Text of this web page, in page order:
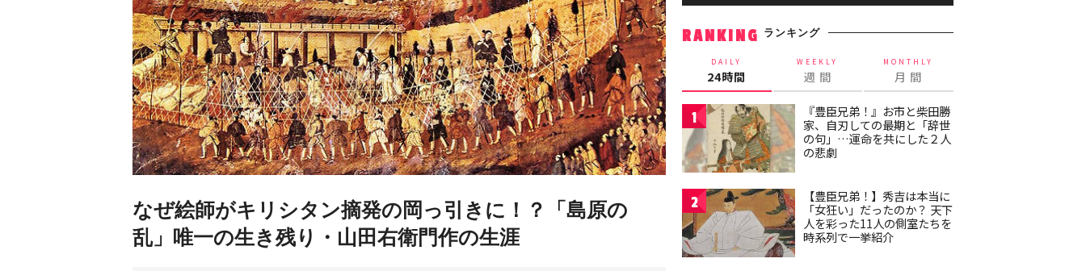
なぜ絵師がキリシタン摘発の岡っ引きに！？「島原の
乱」唯一の生き残り・山田右衛門作の生涯
RANKING ランキング
DAILY
24時間
WEEKLY
週 間
MONTHLY
月 間
1
『豊臣兄弟！』お市と柴田勝
家、自刃しての最期と「辞世
の句」…運命を共にした２人
の悲劇
2
【豊臣兄弟！】秀吉は本当に
「女狂い」だったのか？ 天下
人を彩った11人の側室たちを
時系列で一挙紹介